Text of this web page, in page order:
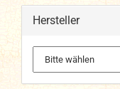
Hersteller